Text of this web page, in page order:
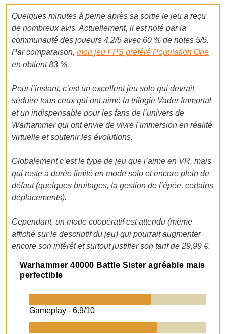
Quelques minutes à peine après sa sortie le jeu a reçu
de nombreux avis. Actuellement, il est noté par la
communauté des joueurs 4,2/5 avec 60 % de notes 5/5.
Par comparaison,mon jeu FPS préféré Population One
en obtient 83 %.
Pour l’instant, c’est un excellent jeu solo qui devrait
séduire tous ceux qui ont aimé la trilogie Vader Immortal
et un indispensable pour les fans de l’univers de
Warhammer qui ont envie de vivre l’immersion en réalité
virtuelle et soutenir les évolutions.
Globalement c’est le type de jeu que j’aime en VR, mais
qui reste à durée limité en mode solo et encore plein de
défaut (quelques bruitages, la gestion de l’épée, certains
déplacements).
Cependant, un mode coopératif est attendu (même
affiché sur le descriptif du jeu) qui pourrait augmenter
encore son intérêt et surtout justifier son tarif de 29,99 €.
Warhammer 40000 Battle Sister agréable mais
perfectible
Gameplay -6.9/10